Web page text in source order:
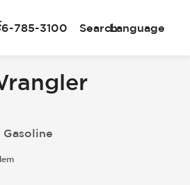
785-3100 SearchLanguage